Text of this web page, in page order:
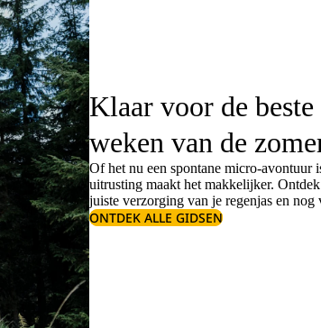
Klaar voor de beste
weken van de
Of het nu een spontane micro-avontuur
uitrusting maakt het makkelijker.
juiste verzorging van je regenjasen nog
ONTDEK ALLE GIDSEN